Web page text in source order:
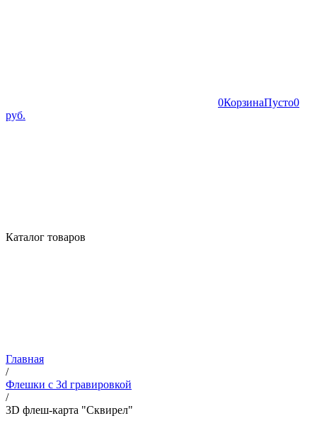
0КорзинаПусто0
руб.
Каталог товаров
Главная
/
Флешки с 3d гравировкой
/
3D флеш-карта "Сквирел"